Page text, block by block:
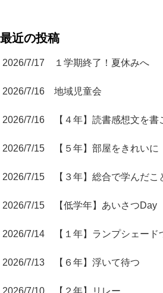
最近の投稿
2026/7/17 １学期終了！夏休みへ
2026/7/16 地域児童会
2026/7/16 【４年】読書感想文を書
2026/7/15 【５年】部屋をきれいに
2026/7/15 【３年】総合で学んだこ
2026/7/15 【低学年】あいさつDay
2026/7/14 【１年】ランプシェード
2026/7/13 【６年】浮いて待つ